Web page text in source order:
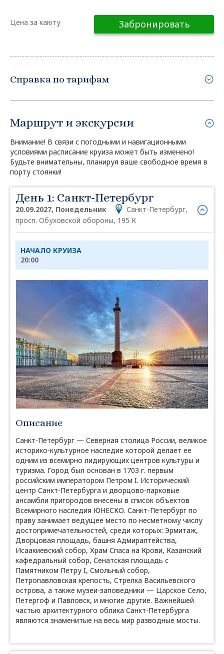
Цена за каюту Забронировать
Справка по тарифам
Маршрут и экскурсии
Внимание! В связи с погодными и навигационными
условиями расписание круиза может быть изменено!
Будьте внимательны, планируя ваше свободное время в
порту стоянки!
День 1: Санкт-Петербург
20.09.2027, Понедельник
Санкт-Петербург,
просп. Обуховской обороны, 195 К
НАЧАЛО КРУИЗА
20:00
Описание
Санкт-Петербург — Северная столица России, великое
историко-культурное наследие которой делает ее
одним из всемирно лидирующих центров культуры и
туризма. Город был основан в 1703 г. первым
российским императором Петром I. Исторический
центр Санкт-Петербурга и дворцово-парковые
ансамбли пригородов внесены в список объектов
Всемирного наследия ЮНЕСКО. Санкт-Петербург по
праву занимает ведущее место по несметному числу
достопримечательностей, среди которых: Эрмитаж,
Дворцовая площадь, башня Адмиралтейства,
Исаакиевский собор, Храм Спаса на Крови, Казанский
кафедральный собор, Сенатская площадь с
Памятником Петру I, Смольный собор,
Петропавловская крепость, Стрелка Васильевского
острова, а также музеи-заповедники — Царское Село,
Петергоф и Павловск, и многие другие. Важнейшей
частью архитектурного облика Санкт-Петербурга
являются знаменитые на весь мир разводные мосты.